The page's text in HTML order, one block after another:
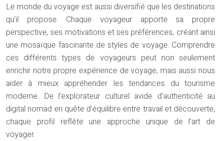
Le monde du voyage est aussi diversifié que les destinations
qu’il propose. Chaque voyageur apporte sa propre
perspective, ses motivations et ses préférences, créant ainsi
une mosaïque fascinante de styles de voyage. Comprendre
ces différents types de voyageurs peut non seulement
enrichir notre propre expérience de voyage, mais aussi nous
aider à mieux appréhender les tendances du tourisme
moderne. De l’explorateur culturel avide d’authenticité au
digital nomad en quête d’équilibre entre travail et découverte,
chaque profil reflète une approche unique de l’art de
voyager.